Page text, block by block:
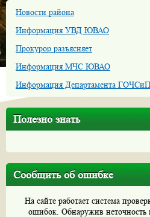
Новости района
Информация УВД ЮВАО
Прокурор разъясняет
Информация МЧС ЮВАО
Информация Департамента
Полезно знать
Сообщить об ошибке
На сайте работает система
ошибок. Обнаружив неточность